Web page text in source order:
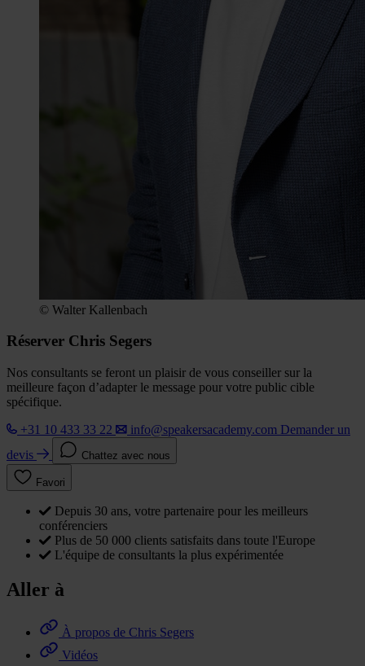
© Walter Kallenbach
Réserver Chris Segers
Nos consultants se feront un plaisir de vous conseiller sur la
meilleure façon d’adapter le message pour votre public cible
spécifique.
+31 10 433 33 22
info@speakersacademy.com Demander un
devis
Chattez avec nous
Favori
Depuis 30 ans, votre partenaire pour les meilleurs
conférenciers
Plus de 50 000 clients satisfaits dans toute l'Europe
L'équipe de consultants la plus expérimentée
Aller à
À propos de Chris Segers
Vidéos